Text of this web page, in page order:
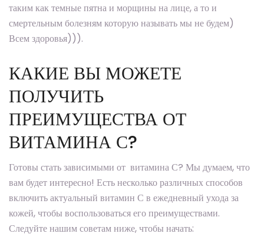
таким как темные пятна и морщины на лице, а то и
смертельным болезням которую называть мы не будем)
Всем здоровья))).
КАКИЕ ВЫ МОЖЕТЕ
ПОЛУЧИТЬ
ПРЕИМУЩЕСТВА ОТ
ВИТАМИНА С?
Готовы стать зависимыми от витамина С? Мы думаем, что
вам будет интересно! Есть несколько различных способов
включить актуальный витамин С в ежедневный ухода за
кожей, чтобы воспользоваться его преимуществами.
Следуйте нашим советам ниже, чтобы начать: